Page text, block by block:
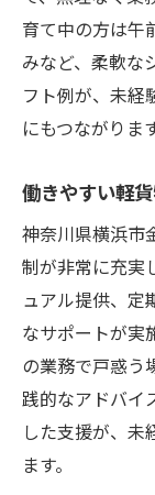
育て中の方は午
みなど、柔軟な
フト例が、未経
にもつながります
働きやすい軽
神奈川県横浜市
制が非常に充実
ュアル提供、定
なサポートが実
の業務で戸惑う
践的なアドバイ
した支援が、未
ます。